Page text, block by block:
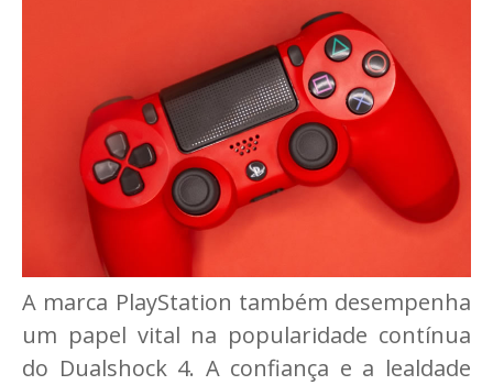
A marca PlayStation também desempenha
um papel vital na popularidade contínua
do Dualshock 4. A confiança e a lealdade